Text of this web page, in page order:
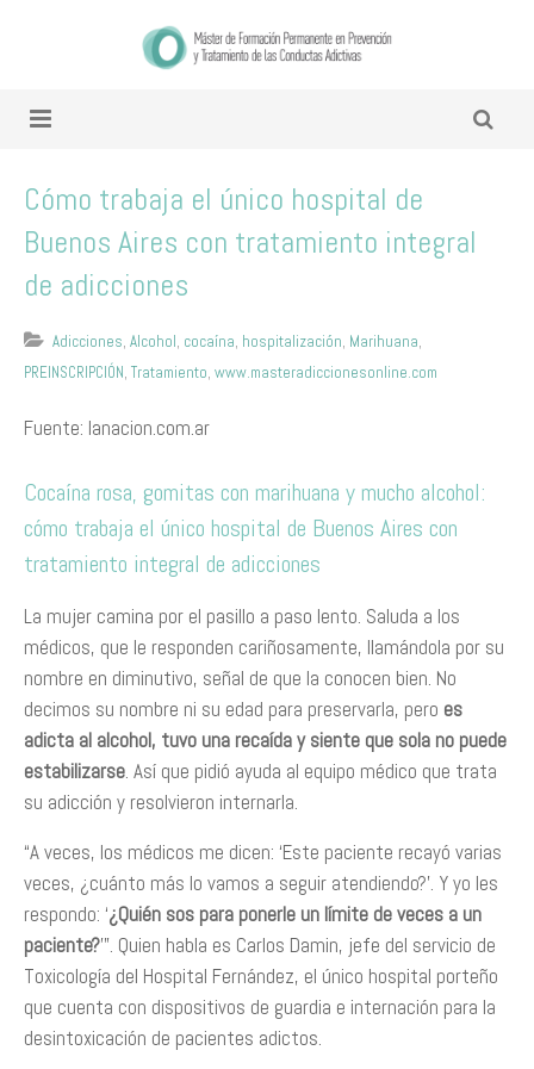
Cómo trabaja el único hospital de
Buenos Aires con tratamiento integral
de adicciones
Adicciones, Alcohol, cocaína, hospitalización, Marihuana,
PREINSCRIPCIÓN, Tratamiento, www.masteradiccionesonline.com
Fuente: lanacion.com.ar
Cocaína rosa, gomitas con marihuana y mucho alcohol:
cómo trabaja el único hospital de Buenos Aires con
tratamiento integral de adicciones
La mujer camina por el pasillo a paso lento. Saluda a los
médicos, que le responden cariñosamente, llamándola por su
nombre en diminutivo, señal de que la conocen bien. No
decimos su nombre ni su edad para preservarla, pero es
adicta al alcohol, tuvo una recaída y siente que sola no puede
estabilizarse. Así que pidió ayuda al equipo médico que trata
su adicción y resolvieron internarla.
“A veces, los médicos me dicen: ‘Este paciente recayó varias
veces, ¿cuánto más lo vamos a seguir atendiendo?’. Y yo les
respondo: ‘¿Quién sos para ponerle un límite de veces a un
paciente?’”. Quien habla es Carlos Damin, jefe del servicio de
Toxicología del Hospital Fernández, el único hospital porteño
que cuenta con dispositivos de guardia e internación para la
desintoxicación de pacientes adictos.